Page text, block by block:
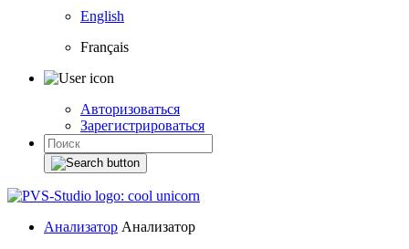
English
Français
Авторизоваться
Зарегистрироваться
Анализатор Анализатор